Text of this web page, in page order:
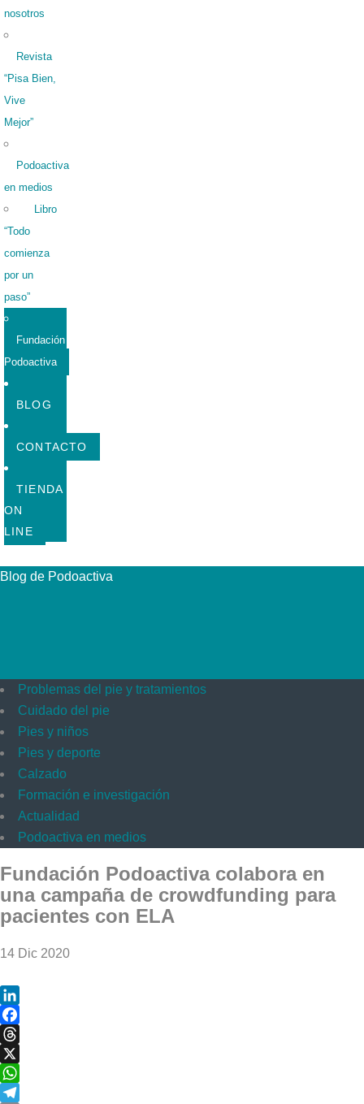
nosotros
Revista
“Pisa Bien,
Vive
Mejor”
Podoactiva
en medios
Libro
“Todo
comienza
por un
paso”
Fundación
Podoactiva
BLOG
CONTACTO
TIENDA
ON
LINE
Blog de Podoactiva
Problemas del pie y tratamientos
Cuidado del pie
Pies y niños
Pies y deporte
Calzado
Formación e investigación
Actualidad
Podoactiva en medios
Fundación Podoactiva colabora en
una campaña de crowdfunding para
pacientes con ELA
14 Dic 2020
LinkedIn
Facebook
Threads
X
WhatsApp